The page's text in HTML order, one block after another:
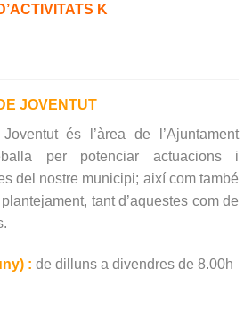
K
JOVENTUT
és l’àrea de l’Ajuntament
per potenciar actuacions i
del nostre municipi; així com també
tant d’aquestes com de
: de dilluns a divendres de 8.00h